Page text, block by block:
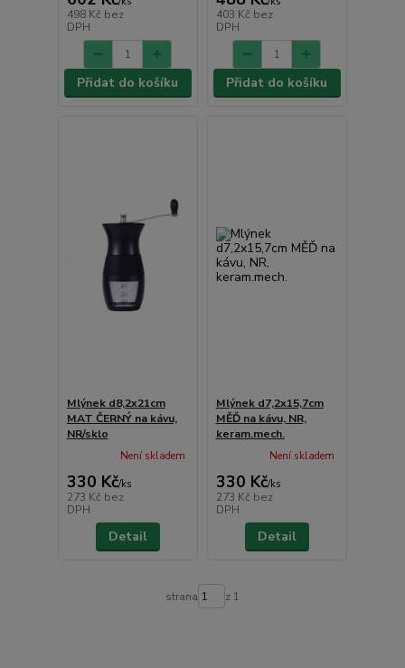
498 Kč bez
DPH
Přidat do košíku
403 Kč bez
DPH
Přidat do košíku
Mlýnek d8,2x21cm
MAT ČERNÝ na kávu,
NR/sklo
330 Kč/ks
273 Kč bez
DPH
Není skladem
Detail
Mlýnek d7,2x15,7cm
MĚĎ na kávu, NR,
keram.mech.
330 Kč/ks
273 Kč bez
DPH
Není skladem
Detail
strana z 1